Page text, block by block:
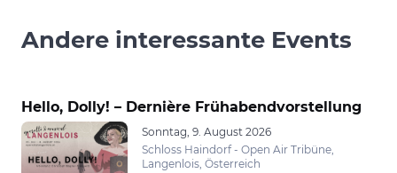
Andere interessante Events
Hello, Dolly! – Dernière Frühabendvorstellung
Sonntag, 9. August 2026
Schloss Haindorf - Open Air Tribüne,
Langenlois, Österreich